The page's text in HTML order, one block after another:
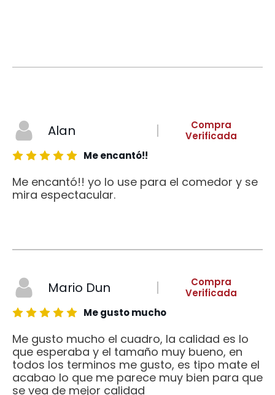
Alan
Compra
Verificada
Me encantó!!
Me encantó!! yo lo use para el comedor y se
mira espectacular.
Mario Dun
Compra
Verificada
Me gusto mucho
Me gusto mucho el cuadro, la calidad es lo
que esperaba y el tamaño muy bueno, en
todos los terminos me gusto, es tipo mate el
acabao lo que me parece muy bien para que
se vea de mejor calidad